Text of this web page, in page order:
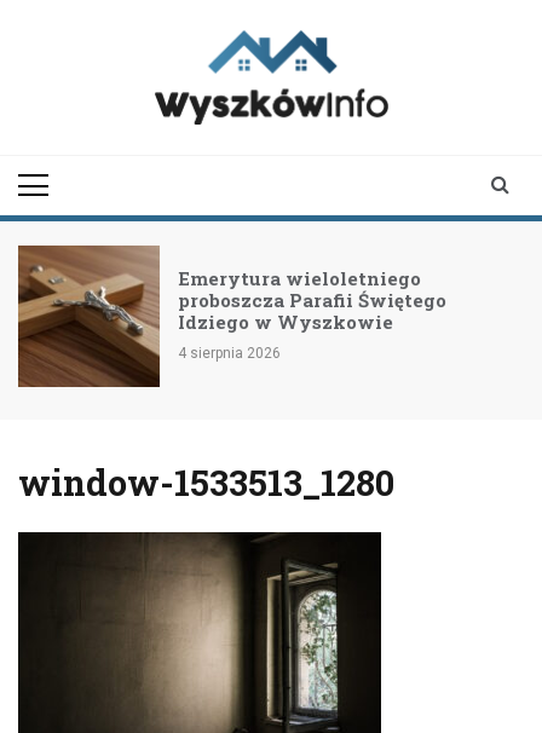
Emerytura wieloletniego
proboszcza Parafii Świętego
Idziego w Wyszkowie
4 sierpnia 2026
window-1533513_1280